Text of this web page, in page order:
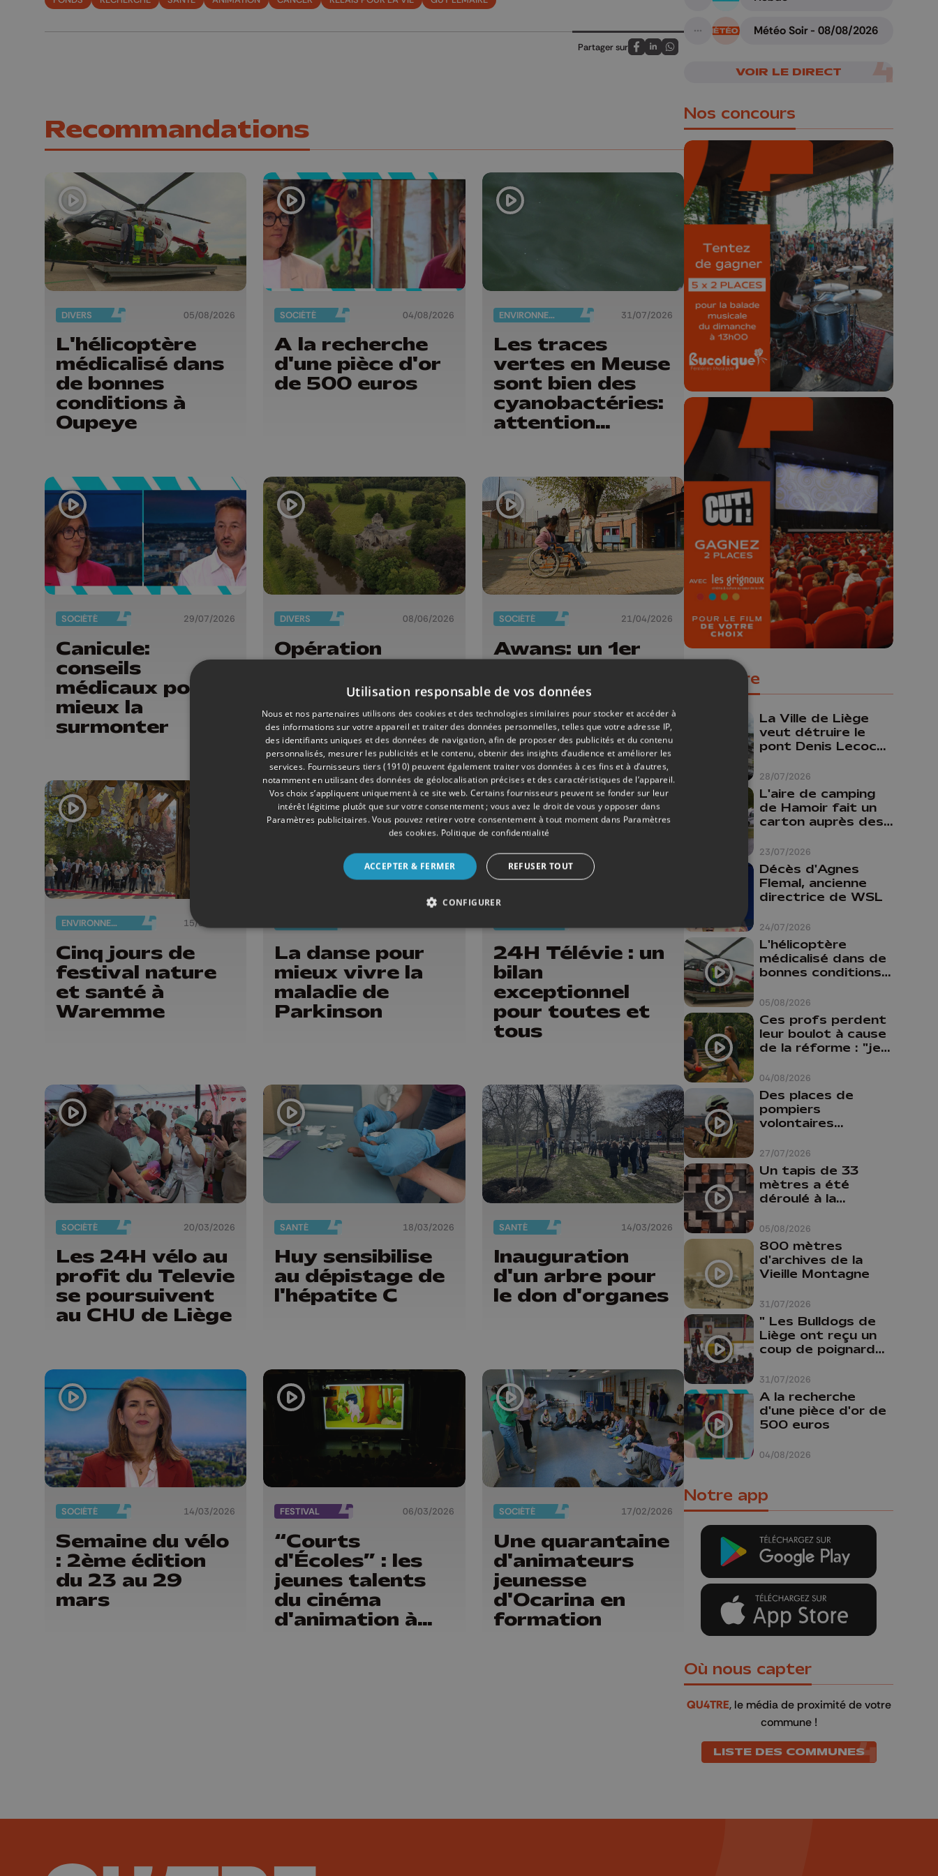
Partager sur
Partagez sur FaceBook
Partagez sur LinkedIn
Partagez sur Whatsapp
Recommandations
DIVERS 05/08/2026
L'hélicoptère
médicalisé dans
de bonnes
conditions à
Oupeye
SOCIÉTÉ 04/08/2026
A la recherche
d'une pièce d'or
de 500 euros
ENVIRONNEMENT 31/07/2026
Les traces
vertes en Meuse
sont bien des
cyanobactéries:
attention
SOCIÉTÉ 29/07/2026
Canicule:
conseils
médicaux pour
mieux la
surmonter
DIVERS 08/06/2026
Opération
VESTALIA :
châteaux privés
ouverts au
public
SOCIÉTÉ 21/04/2026
Awans: un 1er
projet pour la
commission des
personnes en
situation de
handicap
ENVIRONNEMENT 15/04/2026
Cinq jours de
festival nature
et santé à
Waremme
La danse pour
mieux vivre la
maladie de
Parkinson
24H Télévie : un
bilan
exceptionnel
pour toutes et
tous
SOCIÉTÉ 20/03/2026
Les 24H vélo au
profit du Televie
se poursuivent
au CHU de Liège
SANTÉ 18/03/2026
Huy sensibilise
au dépistage de
l'hépatite C
SANTÉ 14/03/2026
Inauguration
d'un arbre pour
le don d'organes
SOCIÉTÉ 14/03/2026
Semaine du vélo
: 2ème édition
du 23 au 29
mars
FESTIVAL 06/03/2026
“Courts
d'Écoles” : les
jeunes talents
du cinéma
d'animation à
SOCIÉTÉ 17/02/2026
Une quarantaine
d'animateurs
jeunesse
d'Ocarina en
formation
A suivre
A suivre
Météo Soir - 08/08/2026
VOIR LE DIRECT
Nos concours
🎁 Gagnez 5x2
places pour le
Bucolique Ferrières
Festival 🌿🎶
Concours valable jusqu'au 9 août,
23h59.
🎬 Concours CUT x
Les Grignoux ✨
Concours permanent - 2 places à
gagner chaque semaine !
Populaire
28/07/2026
La Ville de Liège
veut détruire le
pont Denis Lecocq
budget pour le
faire
23/07/2026
L'aire de camping
de Hamoir fait un
carton auprès des
24/07/2026
Décès d'Agnes
Flemal, ancienne
directrice de WSL
05/08/2026
L'hélicoptère
médicalisé dans de
bonnes conditions à
04/08/2026
Ces profs perdent
leur boulot à cause
de la réforme : "je
comme prof que
comme
pharmacienne"
27/07/2026
Des places de
pompiers
volontaires
province de Liège :
"Un citoyen qui
n'est formé ne
peut pas nous
aider"
05/08/2026
Un tapis de 33
mètres a été
déroulé à la
Liège
31/07/2026
800 mètres
d'archives de la
Vieille Montagne
31/07/2026
" Les Bulldogs de
Liège ont reçu un
coup de poignard
04/08/2026
A la recherche
d'une pièce d'or de
500 euros
Notre app
Où nous capter
QU4TRE, le média de proximité de votre
commune !
LISTE DES COMMUNES
Utilisation responsable de vos données
Nous et nos partenaires utilisons des cookies et des technologies similaires pour stocker et accéder à
des informations sur votre appareil et traiter des données personnelles, telles que votre adresse IP,
des identifiants uniques et des données de navigation, afin de proposer des publicités et du contenu
personnalisés, mesurer les publicités et le contenu, obtenir des insights d’audience et améliorer les
services. Fournisseurs tiers (1910) peuvent également traiter vos données à ces fins et à d’autres,
notamment en utilisant des données de géolocalisation précises et des caractéristiques de l’appareil.
Vos choix s’appliquent uniquement à ce site web. Certains fournisseurs peuvent se fonder sur leur
intérêt légitime plutôt que sur votre consentement ; vous avez le droit de vous y opposer dans
Paramètres publicitaires. Vous pouvez retirer votre consentement à tout moment dans Paramètres
des cookies. Politique de confidentialité
ACCEPTER & FERMER REFUSER TOUT
CONFIGURER